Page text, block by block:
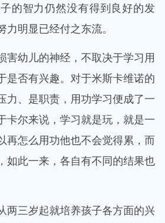
的智力仍然没有得到良好的发
力明显已经付之东流。
害幼儿的神经，不取决于学习用
是否有兴趣。对于米斯卡维诺的
力、是职责，用功学习便成了一
卡尔来说，学习就是玩，就是一
再怎么用功他也不会觉得累，而
如此一来，各自有不同的结果也
两三岁起就培养孩子各方面的兴